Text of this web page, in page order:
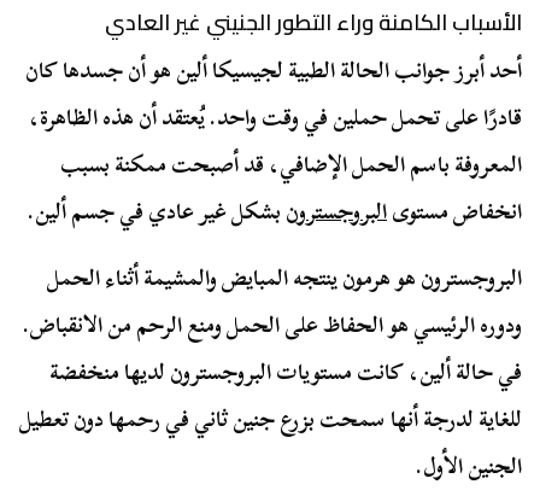
الأسباب الكامنة وراء التطور الجنيني غير العادي
أحد أبرز جوانب الحالة الطبية لجيسيكا ألين هو أن جسدها كان
قادرًا على تحمل حملين في وقت واحد. يُعتقد أن هذه الظاهرة،
المعروفة باسم الحمل الإضافي، قد أصبحت ممكنة بسبب
انخفاض مستوىالبروجسترونبشكل غير عادي في جسم ألين.
البروجسترون هو هرمون ينتجه المبايض والمشيمة أثناء الحمل
ودوره الرئيسي هو الحفاظ على الحمل ومنع الرحم من الانقباض.
في حالة ألين، كانت مستويات البروجسترون لديها منخفضة
للغاية لدرجة أنها سمحت بزرع جنين ثاني في رحمها دون تعطيل
الجنين الأول.